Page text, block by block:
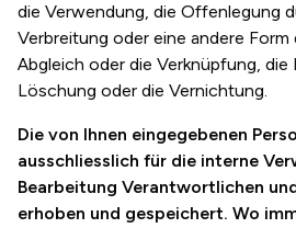
die Verwendung, die Offenlegung
Verbreitung oder eine andere
Abgleich oder die Verknüpfung, die
Löschung oder die Vernichtung.
Die von Ihnen eingegebenen
ausschliesslich für die interne
Bearbeitung Verantwortlichen
erhoben und gespeichert. Wo